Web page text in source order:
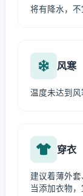
将有降水，不
风寒
温度未达到风
穿衣
建议着薄外
当添加衣物，